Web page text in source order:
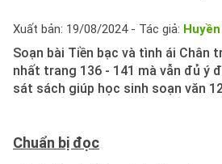
Xuất bản: 19/08/2024 - Tác giả:
Soạn bài Tiền bạc và tình ái Chân
nhất trang 136 - 141 mà vẫn đủ ý
sát sách giúp học sinh soạn văn
Chuẩn bị đọc